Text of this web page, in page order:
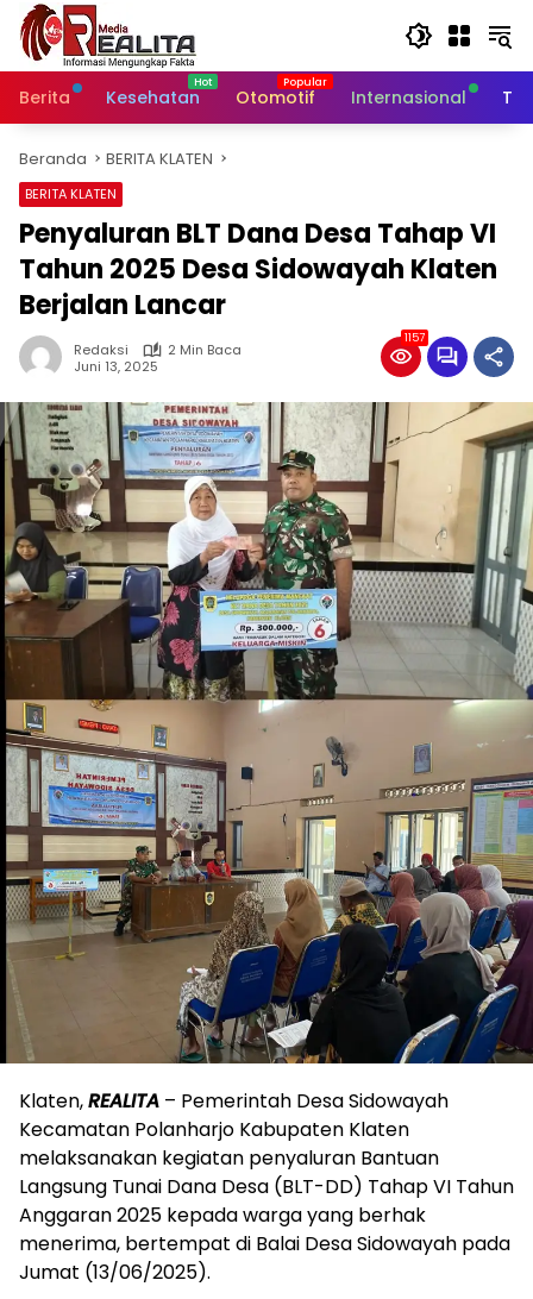
Langsung
konten
Berita
Kesehatan Otomotif Internasional
Beranda BERITA KLATEN
BERITA KLATEN
Penyaluran BLT Dana Desa Tahap VI
Tahun 2025 Desa Sidowayah Klaten
Berjalan Lancar
Redaksi
2 Min Baca
Juni 13, 2025
1157
Klaten,REALITA – Pemerintah Desa Sidowayah
Kecamatan Polanharjo Kabupaten Klaten
melaksanakan kegiatan penyaluran Bantuan
Langsung Tunai Dana Desa (BLT-DD) Tahap VI Tahun
Anggaran 2025 kepada warga yang berhak
menerima, bertempat di Balai Desa Sidowayah pada
Jumat (13/06/2025).